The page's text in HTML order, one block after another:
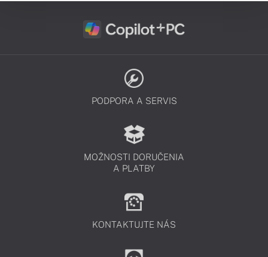
PODPORA A SERVIS
MOŽNOSTI DORUČENIA
A PLATBY
KONTAKTUJTE NÁS